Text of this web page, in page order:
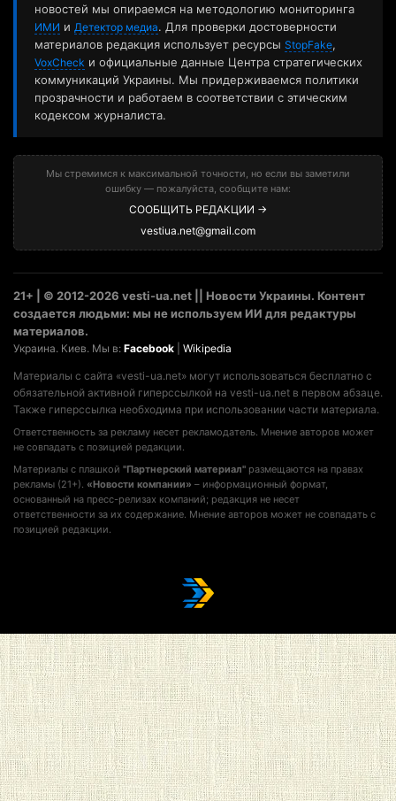
новостей мы опираемся на методологию мониторинга
ИМИ и Детектор медиа. Для проверки достоверности
материалов редакция использует ресурсы StopFake,
VoxCheck и официальные данные Центра стратегических
коммуникаций Украины. Мы придерживаемся политики
прозрачности и работаем в соответствии с этическим
кодексом журналиста.
Мы стремимся к максимальной точности, но если вы заметили
ошибку — пожалуйста, сообщите нам:
СООБЩИТЬ РЕДАКЦИИ →
vestiua.net@gmail.com
21+ | © 2012-2026 vesti-ua.net || Новости Украины. Контент
создается людьми: мы не используем ИИ для редактуры
материалов.
Украина. Киев. Мы в: Facebook Wikipedia
Материалы с сайта «vesti-ua.net» могут использоваться бесплатно с
обязательной активной гиперссылкой на vesti-ua.net в первом абзаце.
Также гиперссылка необходима при использовании части материала.
Ответственность за рекламу несет рекламодатель. Мнение авторов может
не совпадать с позицией редакции.
Материалы с плашкой "Партнерский материал" размещаются на правах
рекламы (21+). «Новости компании» – информационный формат,
основанный на пресс-релизах компаний; редакция не несет
ответственности за их содержание. Мнение авторов может не совпадать с
позицией редакции.